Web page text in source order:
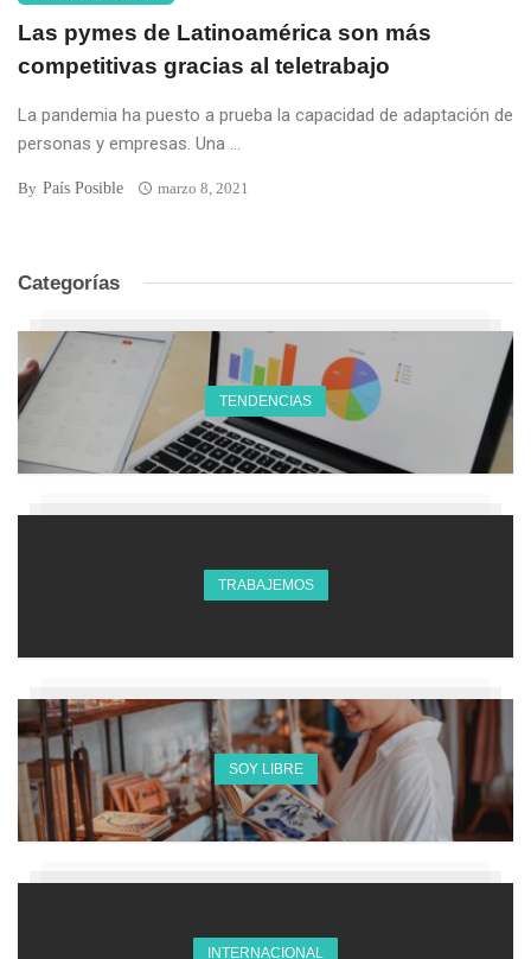
Las pymes de Latinoamérica son más
competitivas gracias al teletrabajo
La pandemia ha puesto a prueba la capacidad de adaptación de
personas y empresas. Una ...
By País Posible marzo 8, 2021
Categorías
TENDENCIAS
TRABAJEMOS
SOY LIBRE
INTERNACIONAL